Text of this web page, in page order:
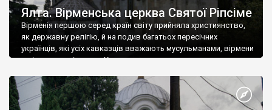
Ялта. Вірменська церква Святої Ріпсіме
Вірменія першою серед країн світу прийняла християнство,
як державну релігію, й на подив багатьох пересічних
українців, які усіх кавказців вважають мусульманами, вірмени
є відданими вірянами Христа